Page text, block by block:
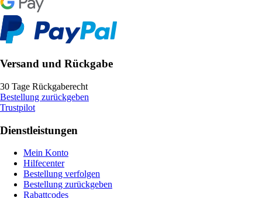
Versand und Rückgabe
30 Tage Rückgaberecht
Bestellung zurückgeben
Trustpilot
Dienstleistungen
Mein Konto
Hilfecenter
Bestellung verfolgen
Bestellung zurückgeben
Rabattcodes